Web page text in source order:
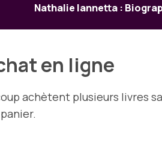
Nathalie Iannetta :
en ligne
achètent plusieurs